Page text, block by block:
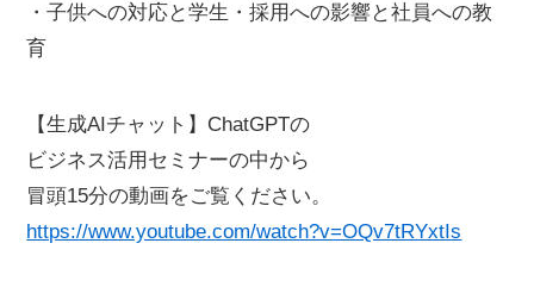
・子供への対応と学生・採用への影響と社員への教
育
【生成AIチャット】ChatGPTの
ビジネス活用セミナーの中から
冒頭15分の動画をご覧ください。
https://www.youtube.com/watch?v=OQv7tRYxtIs